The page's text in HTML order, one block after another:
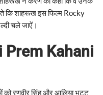
कि शाहरूख इस फिल्म Rocky
चले जाऐं।
Prem Kahani
को रणवीर सिंह और आलिया भट्ट